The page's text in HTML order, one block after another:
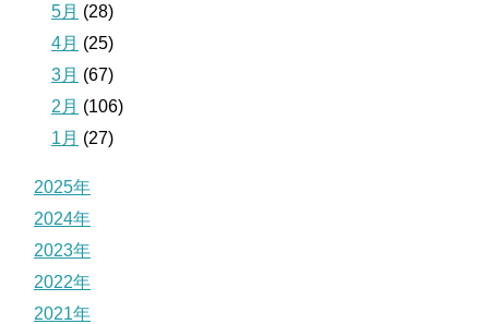
5月 (28)
4月 (25)
3月 (67)
2月 (106)
1月 (27)
2025年
2024年
2023年
2022年
2021年